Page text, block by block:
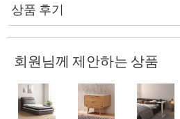
상품 후기
회원님께 제안하는 상품